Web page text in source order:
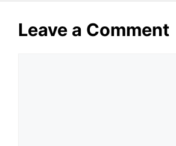
Leave a Comment